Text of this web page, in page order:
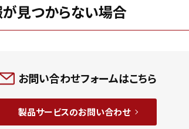
見つからない場合
お問い合わせフォームはこちら
製品サービスのお問い合わせ